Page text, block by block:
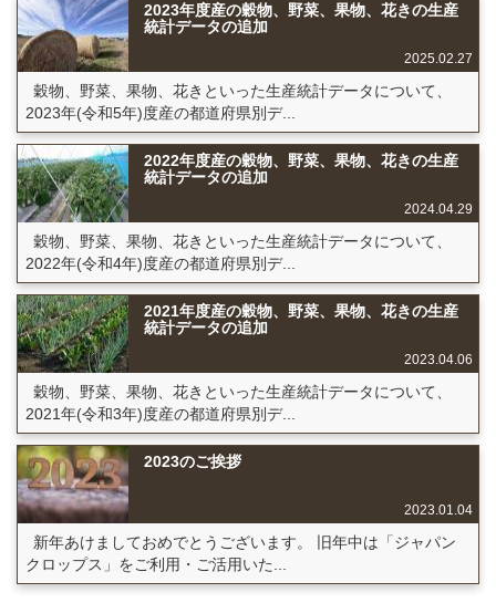
2023年度産の穀物、野菜、果物、花きの生産
統計データの追加
2025.02.27
穀物、野菜、果物、花きといった生産統計データについて、
2023年(令和5年)度産の都道府県別デ...
2022年度産の穀物、野菜、果物、花きの生産
統計データの追加
2024.04.29
穀物、野菜、果物、花きといった生産統計データについて、
2022年(令和4年)度産の都道府県別デ...
2021年度産の穀物、野菜、果物、花きの生産
統計データの追加
2023.04.06
穀物、野菜、果物、花きといった生産統計データについて、
2021年(令和3年)度産の都道府県別デ...
2023のご挨拶
2023.01.04
新年あけましておめでとうございます。 旧年中は「ジャパン
クロップス」をご利用・ご活用いた...